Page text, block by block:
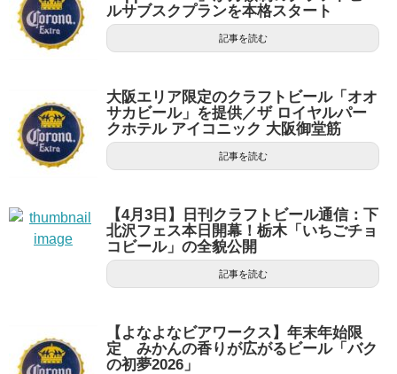
ルサブスクプランを本格スタート
記事を読む
大阪エリア限定のクラフトビール「オオ
サカビール」を提供／ザ ロイヤルパー
クホテル アイコニック 大阪御堂筋
記事を読む
【4月3日】日刊クラフトビール通信：下
北沢フェス本日開幕！栃木「いちごチョ
コビール」の全貌公開
記事を読む
【よなよなビアワークス】年末年始限
定 みかんの香りが広がるビール「バク
の初夢2026」